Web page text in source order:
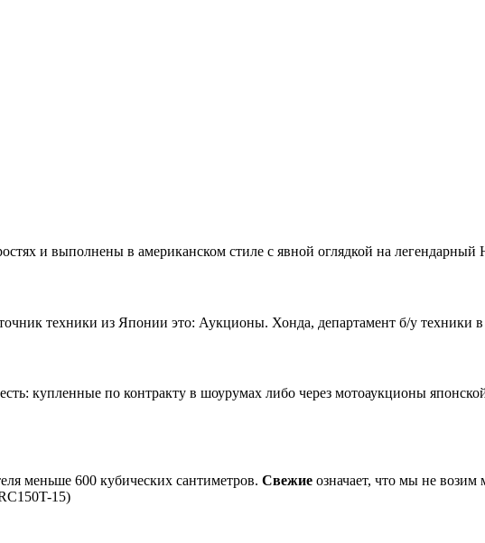
и выполнены в американском стиле с явной оглядкой на легендарный
техники из Японии это: Аукционы. Хонда, департамент б/у техники
купленные по контракту в шоурумах либо через мотоаукционы
меньше 600 кубических сантиметров. Свежие означает, что мы не возим
15)